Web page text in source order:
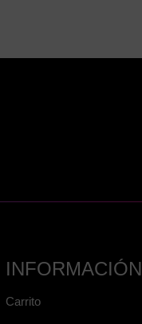
INFORMACIÓN
Carrito